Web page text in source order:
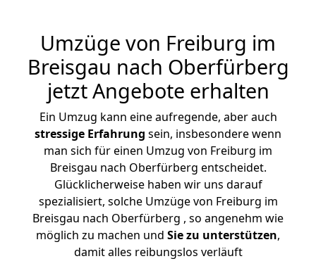
Umzüge von Freiburg im
Breisgau nach Oberfürberg
jetzt Angebote erhalten
Ein Umzug kann eine aufregende, aber auch
stressige Erfahrung sein, insbesondere wenn
man sich für einen Umzug von Freiburg im
Breisgau nach Oberfürberg entscheidet.
Glücklicherweise haben wir uns darauf
spezialisiert, solche Umzüge von Freiburg im
Breisgau nach Oberfürberg , so angenehm wie
möglich zu machen und Sie zu unterstützen,
damit alles reibungslos verläuft